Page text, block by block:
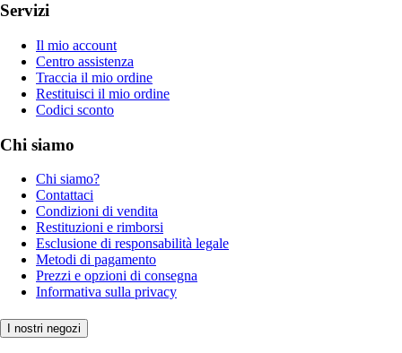
Servizi
Il mio account
Centro assistenza
Traccia il mio ordine
Restituisci il mio ordine
Codici sconto
Chi siamo
Chi siamo?
Contattaci
Condizioni di vendita
Restituzioni e rimborsi
Esclusione di responsabilità legale
Metodi di pagamento
Prezzi e opzioni di consegna
Informativa sulla privacy
I nostri negozi